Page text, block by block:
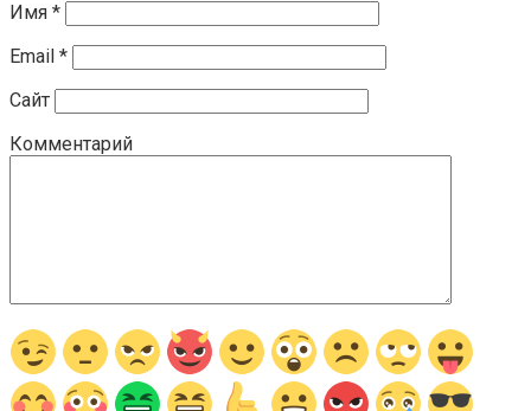
Имя *
Email *
Сайт
Комментарий